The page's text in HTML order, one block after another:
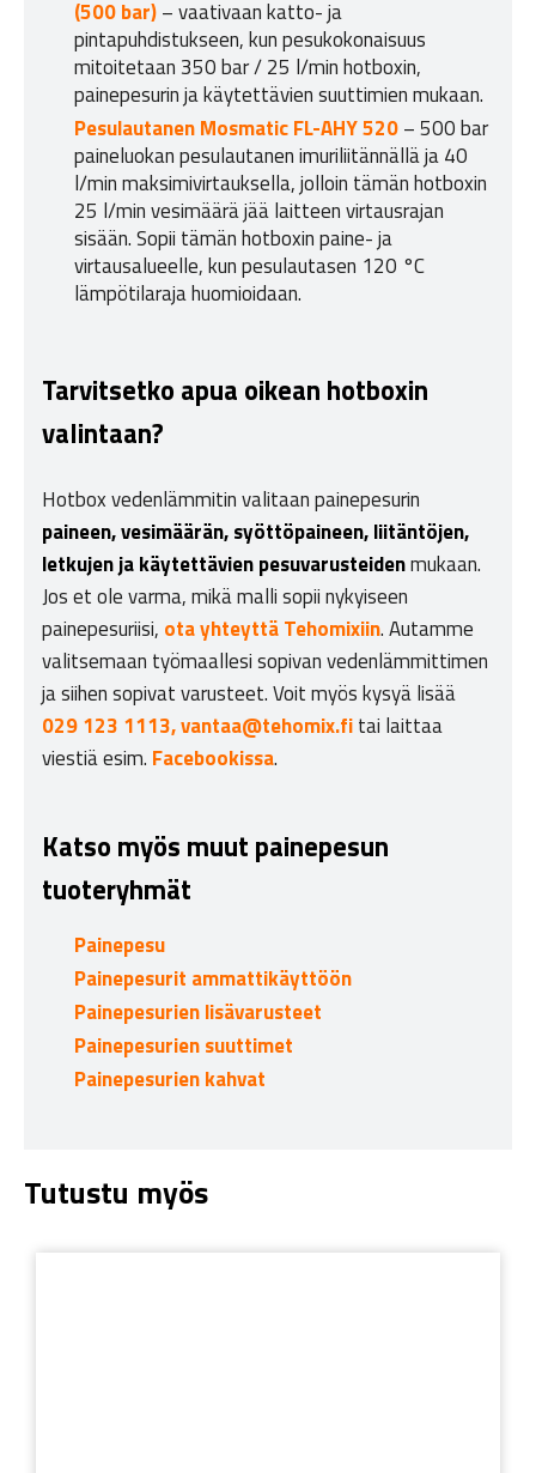
(500 bar)– vaativaan katto- ja
pintapuhdistukseen, kun pesukokonaisuus
mitoitetaan 350 bar / 25 l/min hotboxin,
painepesurin ja käytettävien suuttimien mukaan.
Pesulautanen Mosmatic FL-AHY 520– 500 bar
paineluokan pesulautanen imuriliitännällä ja 40
l/min maksimivirtauksella, jolloin tämän hotboxin
25 l/min vesimäärä jää laitteen virtausrajan
sisään. Sopii tämän hotboxin paine- ja
virtausalueelle, kun pesulautasen 120 °C
lämpötilaraja huomioidaan.
Tarvitsetko apua oikean hotboxin
valintaan?
Hotbox vedenlämmitin valitaan painepesurin
paineen, vesimäärän, syöttöpaineen, liitäntöjen,
letkujen ja käytettävien pesuvarusteidenmukaan.
Jos et ole varma, mikä malli sopii nykyiseen
painepesuriisi, ota yhteyttä Tehomixiin. Autamme
valitsemaan työmaallesi sopivan vedenlämmittimen
ja siihen sopivat varusteet. Voit myös kysyä lisää
029 123 1113,vantaa@tehomix.fitai laittaa
viestiä esim. Facebookissa.
Katso myös muut painepesun
tuoteryhmät
Painepesu
Painepesurit ammattikäyttöön
Painepesurien lisävarusteet
Painepesurien suuttimet
Painepesurien kahvat
Tutustu myös